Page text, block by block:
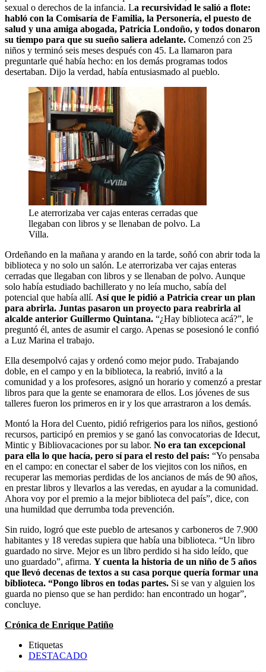
sexual o derechos de la infancia. La recursividad le salió a flote:
habló con la Comisaría de Familia, la Personería, el puesto de
salud y una amiga abogada, Patricia Londoño, y todos donaron
su tiempo para que su sueño saliera adelante. Comenzó con 25
niños y terminó seis meses después con 45. La llamaron para
preguntarle qué había hecho: en los demás programas todos
desertaban. Dijo la verdad, había entusiasmado al pueblo.
Le aterrorizaba ver cajas enteras cerradas que
llegaban con libros y se llenaban de polvo. La
Villa.
Ordeñando en la mañana y arando en la tarde, soñó con abrir toda la
biblioteca y no solo un salón. Le aterrorizaba ver cajas enteras
cerradas que llegaban con libros y se llenaban de polvo. Aunque
solo había estudiado bachillerato y no leía mucho, sabía del
potencial que había allí. Así que le pidió a Patricia crear un plan
para abrirla. Juntas pasaron un proyecto para reabrirla al
alcalde anterior Guillermo Quintana. “¿Hay biblioteca acá?”, le
preguntó él, antes de asumir el cargo. Apenas se posesionó le confió
a Luz Marina el trabajo.
Ella desempolvó cajas y ordenó como mejor pudo. Trabajando
doble, en el campo y en la biblioteca, la reabrió, invitó a la
comunidad y a los profesores, asignó un horario y comenzó a prestar
libros para que la gente se enamorara de ellos. Los jóvenes de sus
talleres fueron los primeros en ir y los que arrastraron a los demás.
Montó la Hora del Cuento, pidió refrigerios para los niños, gestionó
recursos, participó en premios y se ganó las convocatorias de Idecut,
Mintic y Bibliovacaciones por su labor. No era tan excepcional
para ella lo que hacía, pero sí para el resto del país: “Yo pensaba
en el campo: en conectar el saber de los viejitos con los niños, en
recuperar las memorias perdidas de los ancianos de más de 90 años,
en prestar libros y llevarlos a las veredas, en ayudar a la comunidad.
Ahora voy por el premio a la mejor biblioteca del país”, dice, con
una humildad que derrumba toda prevención.
Sin ruido, logró que este pueblo de artesanos y carboneros de 7.900
habitantes y 18 veredas supiera que había una biblioteca. “Un libro
guardado no sirve. Mejor es un libro perdido si ha sido leído, que
uno guardado”, afirma. Y cuenta la historia de un niño de 5 años
que llevó decenas de textos a su casa porque quería formar una
biblioteca. “Pongo libros en todas partes. Si se van y alguien los
guarda no pienso que se han perdido: han encontrado un hogar”,
concluye.
Crónica de Enrique Patiño
Etiquetas
DESTACADO